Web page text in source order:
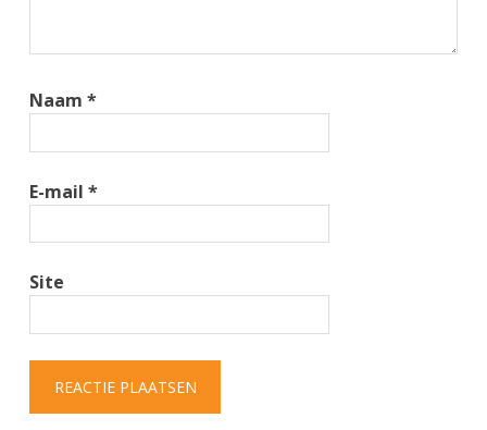
Naam*
E-mail*
Site